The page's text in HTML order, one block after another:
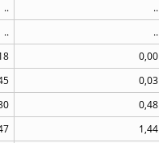
.. ..
.. ..
0,00
0,03
0,48
1,44